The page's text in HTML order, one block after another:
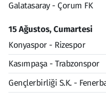
Galatasaray - Çorum FK
15 Ağustos, Cumartesi
Konyaspor - Rizespor
Kasımpaşa - Trabzonspor
Gençlerbirliği S.K. -